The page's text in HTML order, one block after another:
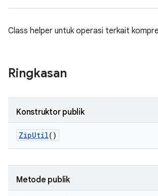
Class helper untuk operasi terkait
Ringkasan
Konstruktor publik
ZipUtil()
Metode publik